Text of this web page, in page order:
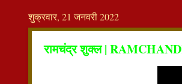
शुक्रवार, 21 जनवरी 2022
रामचंद्र शुक्ल |